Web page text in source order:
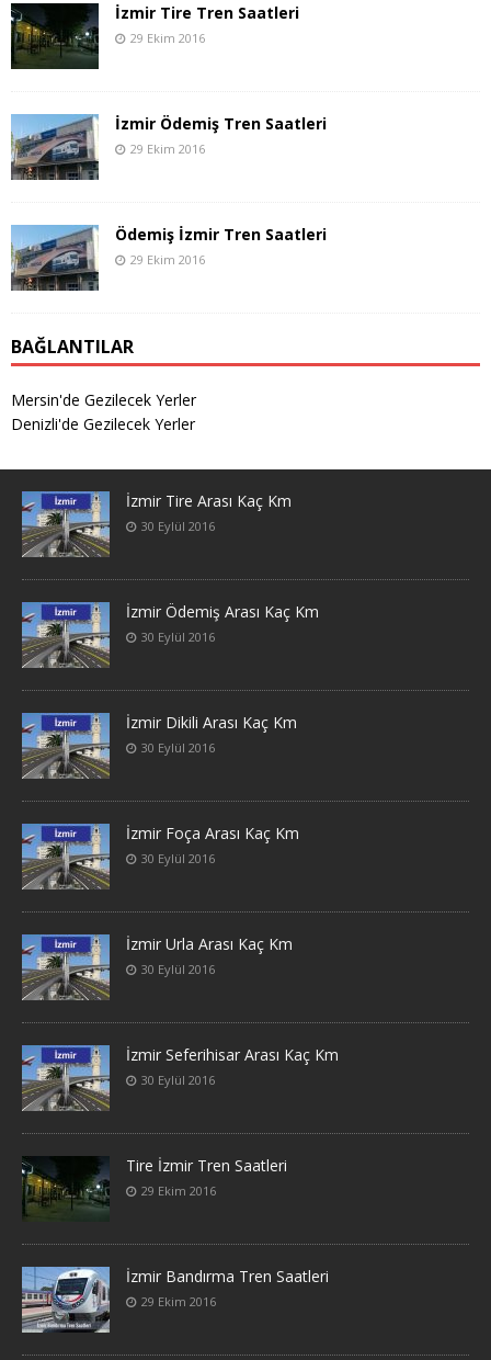
İzmir Tire Tren Saatleri
29 Ekim 2016
İzmir Ödemiş Tren Saatleri
29 Ekim 2016
Ödemiş İzmir Tren Saatleri
29 Ekim 2016
BAĞLANTILAR
Mersin'de Gezilecek Yerler
Denizli'de Gezilecek Yerler
İzmir Tire Arası Kaç Km
30 Eylül 2016
İzmir Ödemiş Arası Kaç Km
30 Eylül 2016
İzmir Dikili Arası Kaç Km
30 Eylül 2016
İzmir Foça Arası Kaç Km
30 Eylül 2016
İzmir Urla Arası Kaç Km
30 Eylül 2016
İzmir Seferihisar Arası Kaç Km
30 Eylül 2016
Tire İzmir Tren Saatleri
29 Ekim 2016
İzmir Bandırma Tren Saatleri
29 Ekim 2016